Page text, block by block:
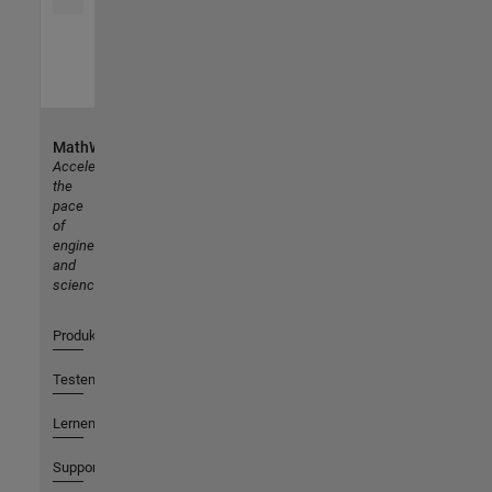
MathWorks
Accelerating
the
pace
of
engineering
and
science
Produkte
Testen oder Kaufen
Lernen
Support